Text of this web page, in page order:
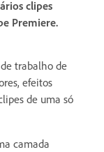
clipes
Premiere.
trabalho de
efeitos
de uma só
camada